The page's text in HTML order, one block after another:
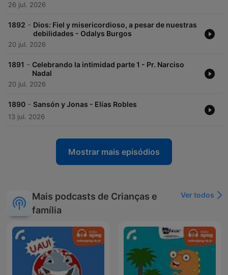
26 jul. 2026
1892 - Dios: Fiel y misericordioso, a pesar de nuestras
debilidades - Odalys Burgos
20 jul. 2026
1891 - Celebrando la intimidad parte 1 - Pr. Narciso
Nadal
20 jul. 2026
1890 - Sansón y Jonas - Elías Robles
13 jul. 2026
Mostrar mais episódios
Mais podcasts de Crianças e
família
Ver todos